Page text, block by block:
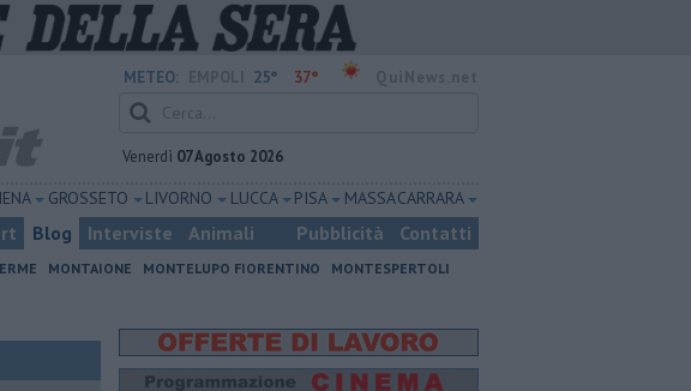
METEO: 25° 37°
Venerdì 07 Agosto 2026
GROSSETO LIVORNO LUCCA PISA MASSA CARRARA
Blog Interviste Animali Pubblicità Contatti
MONTAIONE MONTELUPO FIORENTINO
MONTESPERTOLI